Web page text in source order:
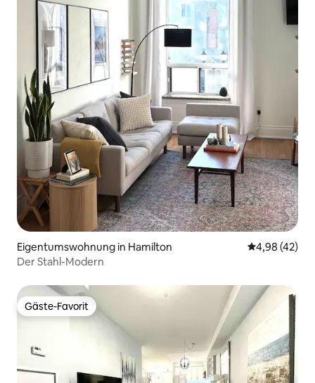
Eigentumswohnung in Hamilton
4,98 (42)
Der Stahl-Modern
Gäste-Favorit
Gäste-Favorit